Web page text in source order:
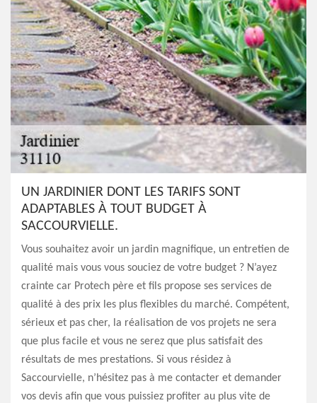
UN JARDINIER DONT LES TARIFS SONT
ADAPTABLES À TOUT BUDGET À
SACCOURVIELLE.
Vous souhaitez avoir un jardin magnifique, un entretien de
qualité mais vous vous souciez de votre budget ? N’ayez
crainte car Protech père et fils propose ses services de
qualité à des prix les plus flexibles du marché. Compétent,
sérieux et pas cher, la réalisation de vos projets ne sera
que plus facile et vous ne serez que plus satisfait des
résultats de mes prestations. Si vous résidez à
Saccourvielle, n’hésitez pas à me contacter et demander
vos devis afin que vous puissiez profiter au plus vite de